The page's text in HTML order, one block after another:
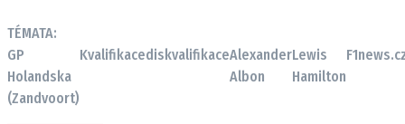
TÉMATA:
GP
Holandska
(Zandvoort)
KvalifikacediskvalifikaceAlexander
Albon
Lewis
Hamilton